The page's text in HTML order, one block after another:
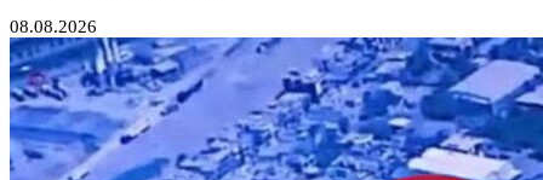
08.08.2026